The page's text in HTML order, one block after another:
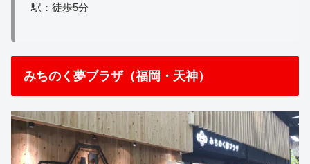
駅：徒歩5分
みちのく夢ブラザ（福岡・天神）